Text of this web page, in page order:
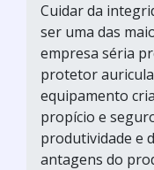
Cuidar da
ser uma das
empresa séria
protetor
equipamento
propício e
produtividade e
antagens do